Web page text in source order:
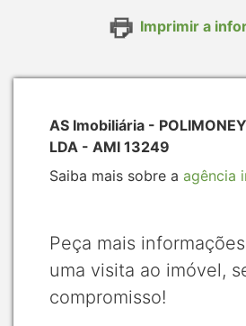
Imprimir a
AS Imobiliária -
LDA - AMI 13249
Saiba mais sobre a agência
Peça mais
uma visita ao imóvel,
compromisso!